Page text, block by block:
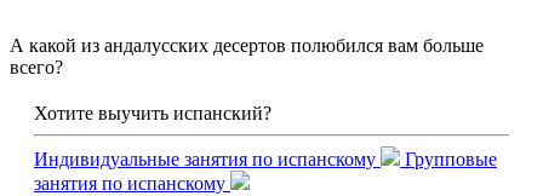
А какой из андалусских десертов полюбился вам больше
всего?
Хотите выучить испанский?
Индивидуальные занятия по испанскому
Групповые
занятия по испанскому